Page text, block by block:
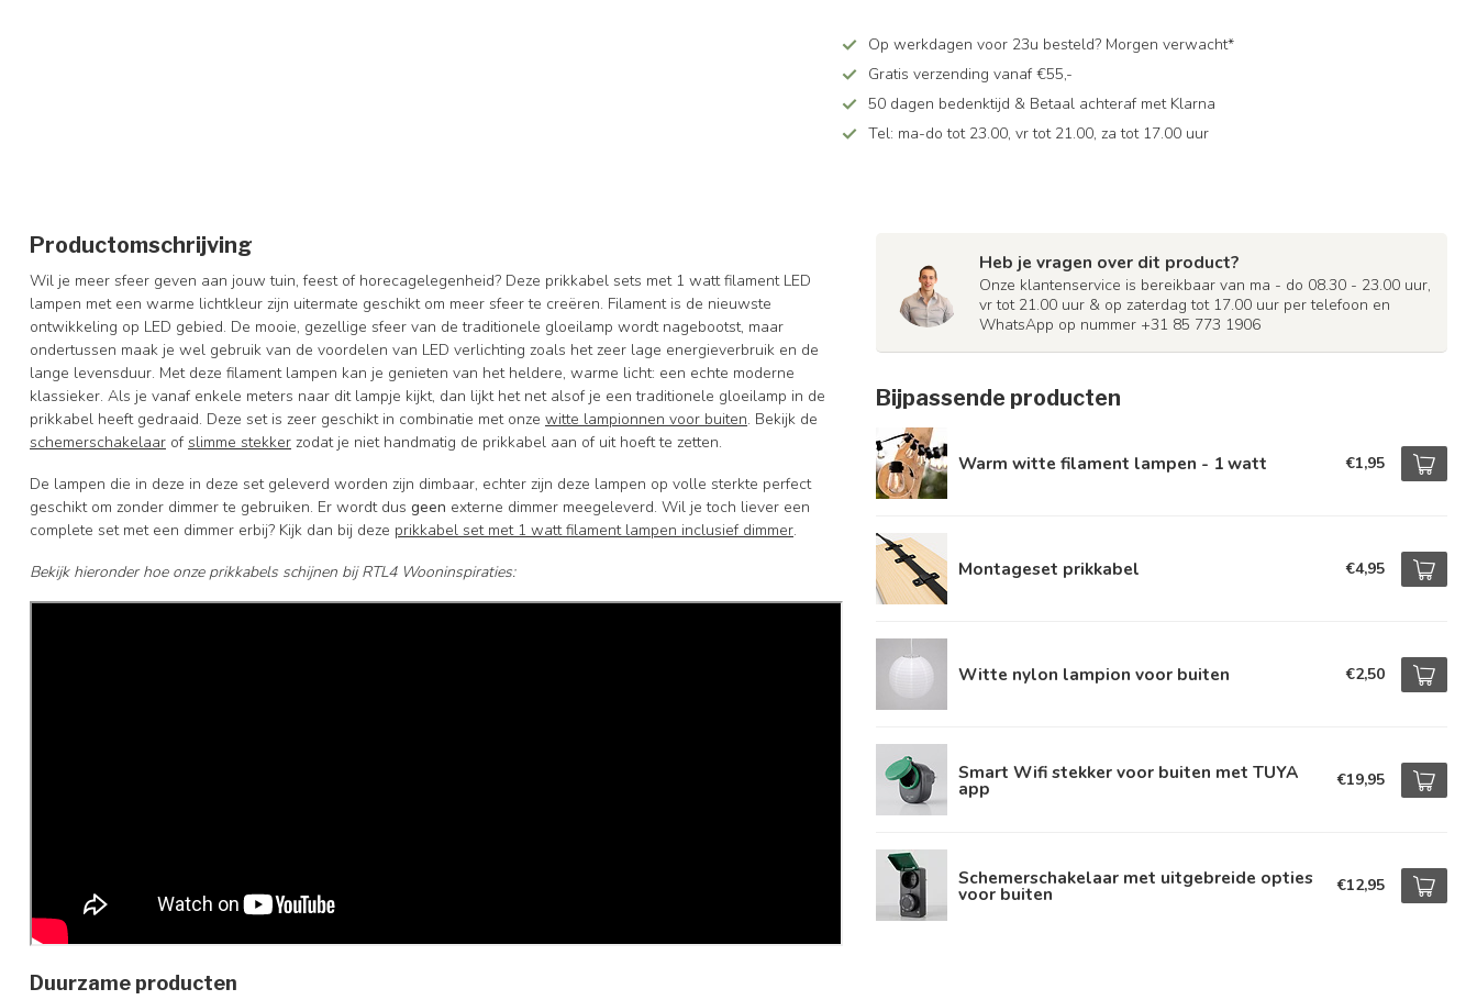
Op werkdagen voor 23u besteld? Morgen verwacht*
Gratis verzending vanaf €55,-
50 dagen bedenktijd & Betaal achteraf met Klarna
Tel: ma-do tot 23.00, vr tot 21.00, za tot 17.00 uur
Productomschrijving
Wil je meer sfeer geven aan jouw tuin, feest of horecagelegenheid? Deze prikkabel sets met 1 watt filament LED
lampen met een warme lichtkleur zijn uitermate geschikt om meer sfeer te creëren. Filament is de nieuwste
ontwikkeling op LED gebied. De mooie, gezellige sfeer van de traditionele gloeilamp wordt nagebootst, maar
ondertussen maak je wel gebruik van de voordelen van LED verlichting zoals het zeer lage energieverbruik en de
lange levensduur. Met deze filament lampen kan je genieten van het heldere, warme licht: een echte moderne
klassieker. Als je vanaf enkele meters naar dit lampje kijkt, dan lijkt het net alsof je een traditionele gloeilamp in de
prikkabel heeft gedraaid. Deze set is zeer geschikt in combinatie met onze witte lampionnen voor buiten. Bekijk de
schemerschakelaar ofslimme stekker zodat je niet handmatig de prikkabel aan of uit hoeft te zetten.
De lampen die in deze in deze set geleverd worden zijn dimbaar, echter zijn deze lampen op volle sterkte perfect
geschikt om zonder dimmer te gebruiken. Er wordt dus geen externe dimmer meegeleverd. Wil je toch liever een
complete set met een dimmer erbij? Kijk dan bij deze prikkabel set met 1 watt filament lampen inclusief dimmer.
Bekijk hieronder hoe onze prikkabels schijnen bij RTL4 Wooninspiraties:
Duurzame producten
Heb je vragen over dit product?
Onze klantenservice is bereikbaar van ma - do 08.30 - 23.00 uur,
vr tot 21.00 uur & op zaterdag tot 17.00 uur per telefoon en
WhatsApp op nummer +31 85 773 1906
Bijpassende producten
Warm witte filament lampen - 1 watt €1,95
Montageset prikkabel €4,95
Witte nylon lampion voor buiten €2,50
Smart Wifi stekker voor buiten met TUYA
app €19,95
Schemerschakelaar met uitgebreide opties
voor buiten €12,95